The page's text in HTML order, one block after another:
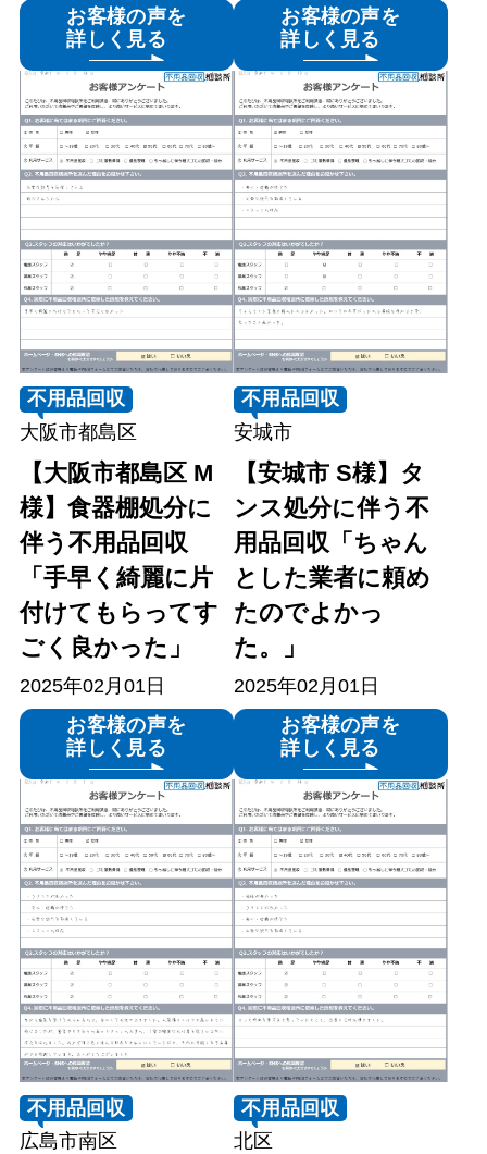
お客様の声を
詳しく見る
お客様の声を
詳しく見る
不用品回収
大阪市都島区
【大阪市都島区 M
様】食器棚処分に
伴う不用品回収
「手早く綺麗に片
付けてもらってす
ごく良かった」
2025年02月01日
お客様の声を
詳しく見る
不用品回収
安城市
【安城市 S様】タ
ンス処分に伴う不
用品回収「ちゃん
とした業者に頼め
たのでよかっ
た。」
2025年02月01日
お客様の声を
詳しく見る
不用品回収
広島市南区
不用品回収
北区